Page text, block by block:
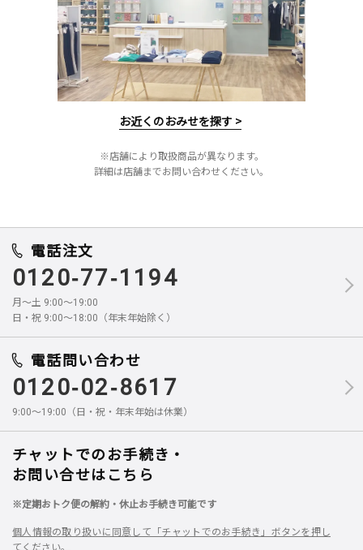
お近くのおみせを探す >
※店舗により取扱商品が異なります。
詳細は店舗までお問い合わせください。
電話注文
0120-77-1194
月～土 9:00～19:00
日・祝 9:00～18:00（年末年始除く）
電話問い合わせ
0120-02-8617
9:00～19:00（日・祝・年末年始は休業）
チャットでのお手続き・
お問い合せはこちら
※定期おトク便の解約・休止お手続き可能です
個人情報の取り扱いに同意して「チャットでのお手続き」ボタンを押し
てください。